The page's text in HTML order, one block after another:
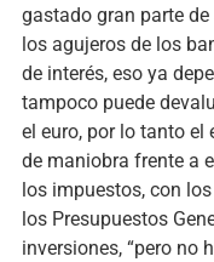
gastado gran parte
los agujeros de los
de interés, eso ya
tampoco puede
el euro, por lo tanto el
de maniobra frente a
los impuestos, con
los Presupuestos
inversiones, “pero no